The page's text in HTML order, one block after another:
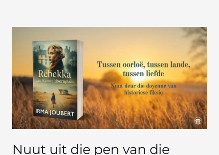
Nuut uit die pen van die
pen
van
die
doyenne
van
historiese